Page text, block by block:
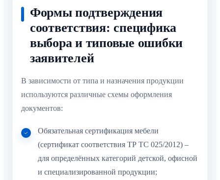
Формы подтверждения
соответствия: специфика
выбора и типовые ошибки
заявителей
В зависимости от типа и назначения продукции
используются различные схемы оформления
документов:
Обязательная сертификация мебели
(сертификат соответствия ТР ТС 025/2012) –
для определённых категорий детской, офисной
и специализированной продукции;